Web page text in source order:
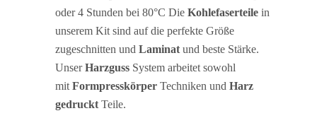
oder 4 Stunden bei 80°C Die Kohlefaserteile in
unserem Kit sind auf die perfekte Größe
zugeschnitten und Laminat und beste Stärke.
UnserHarzguss System arbeitet sowohl
mit Formpresskörper Techniken und Harz
gedruckt Teile.